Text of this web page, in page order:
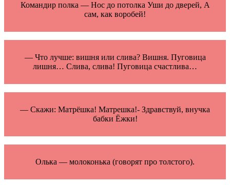
Командир полка — Нос до потолка Уши до дверей, А
сам, как воробей!
— Что лучше: вишня или слива? Вишня. Пуговица
лишня… Слива, слива! Пуговица счастлива…
— Скажи: Матрёшка! Матрешка!- Здравствуй, внучка
бабки Ёжки!
Олька — молоконька (говорят про толстого).